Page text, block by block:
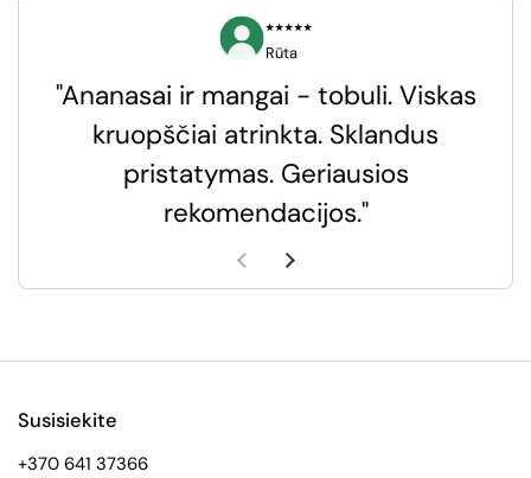
⭑⭑⭑⭑⭑
Rūta
"Ananasai ir mangai - tobuli. Viskas
kruopščiai atrinkta. Sklandus
pristatymas. Geriausios
rekomendacijos."
Ankstesnė skaidrė
Kita skaidrė
Susisiekite
+370 641 37366